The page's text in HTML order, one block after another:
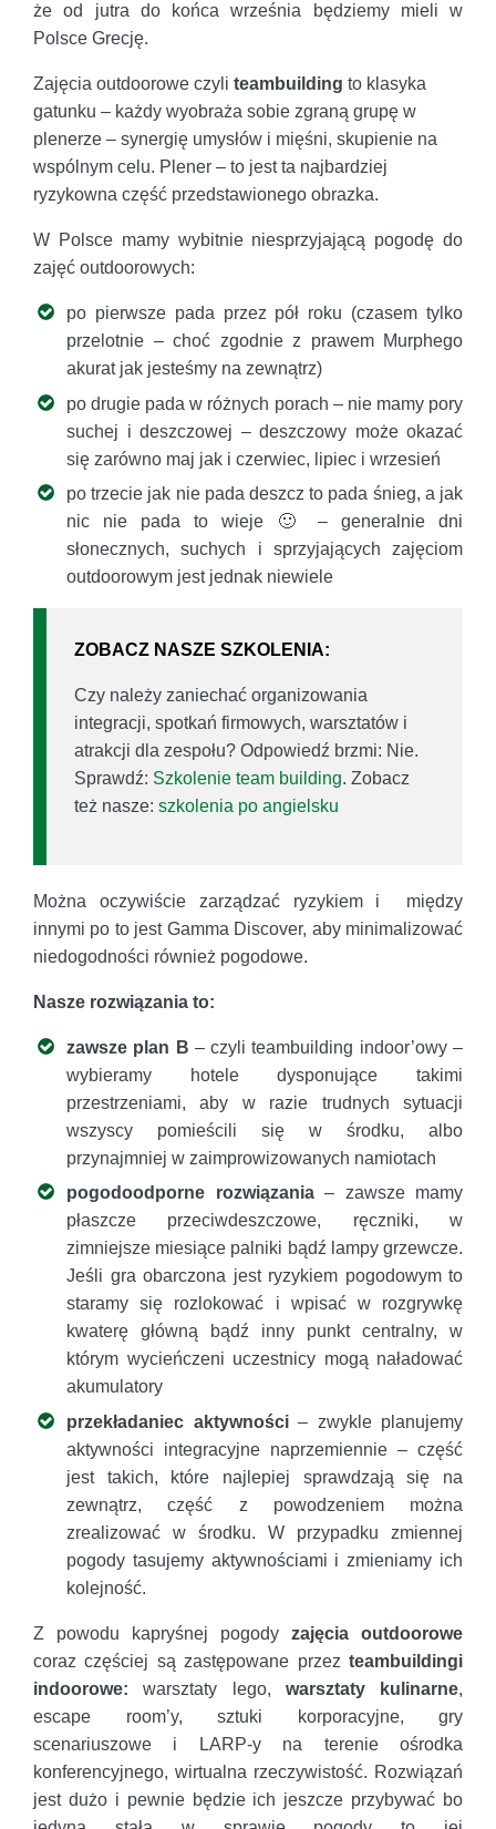
że od jutra do końca września będziemy mieli w
Polsce Grecję.
Zajęcia outdoorowe czyli teambuilding to klasyka
gatunku – każdy wyobraża sobie zgraną grupę w
plenerze – synergię umysłów i mięśni, skupienie na
wspólnym celu. Plener – to jest ta najbardziej
ryzykowna część przedstawionego obrazka.
W Polsce mamy wybitnie niesprzyjającą pogodę do
zajęć outdoorowych:
po pierwsze pada przez pół roku (czasem tylko
przelotnie – choć zgodnie z prawem Murphego
akurat jak jesteśmy na zewnątrz)
po drugie pada w różnych porach – nie mamy pory
suchej i deszczowej – deszczowy może okazać
się zarówno maj jak i czerwiec, lipiec i wrzesień
po trzecie jak nie pada deszcz to pada śnieg, a jak
nic nie pada to wieje 🙂 – generalnie dni
słonecznych, suchych i sprzyjających zajęciom
outdoorowym jest jednak niewiele
ZOBACZ NASZE SZKOLENIA:
Czy należy zaniechać organizowania
integracji, spotkań firmowych, warsztatów i
atrakcji dla zespołu? Odpowiedź brzmi: Nie.
Sprawdź: Szkolenie team building. Zobacz
też nasze: szkolenia po angielsku
Można oczywiście zarządzać ryzykiem i między
innymi po to jest Gamma Discover, aby minimalizować
niedogodności również pogodowe.
Nasze rozwiązania to:
zawsze plan B – czyli teambuilding indoor’owy –
wybieramy hotele dysponujące takimi
przestrzeniami, aby w razie trudnych sytuacji
wszyscy pomieścili się w środku, albo
przynajmniej w zaimprowizowanych namiotach
pogodoodporne rozwiązania– zawsze mamy
płaszcze przeciwdeszczowe, ręczniki, w
zimniejsze miesiące palniki bądź lampy grzewcze.
Jeśli gra obarczona jest ryzykiem pogodowym to
staramy się rozlokować i wpisać w rozgrywkę
kwaterę główną bądź inny punkt centralny, w
którym wycieńczeni uczestnicy mogą naładować
akumulatory
przekładaniec aktywności– zwykle planujemy
aktywności integracyjne naprzemiennie – część
jest takich, które najlepiej sprawdzają się na
zewnątrz, część z powodzeniem można
zrealizować w środku. W przypadku zmiennej
pogody tasujemy aktywnościami i zmieniamy ich
kolejność.
Z powodu kapryśnej pogody zajęcia outdoorowe
coraz częściej są zastępowane przez teambuildingi
indoorowe:warsztaty lego, warsztaty kulinarne,
escape room’y, sztuki korporacyjne, gry
scenariuszowe i LARP-y na terenie ośrodka
konferencyjnego, wirtualna rzeczywistość. Rozwiązań
jest dużo i pewnie będzie ich jeszcze przybywać bo